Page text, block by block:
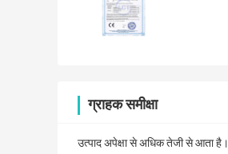
ग्राहक समीक्षा
उत्पाद अपेक्षा से अधिक तेजी से आता है।